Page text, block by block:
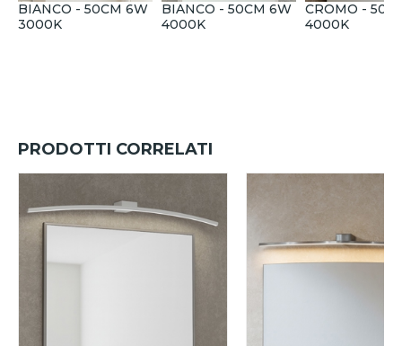
BIANCO - 50CM 6W
3000K
BIANCO - 50CM 6W
4000K
CROMO -
4000K
PRODOTTI CORRELATI